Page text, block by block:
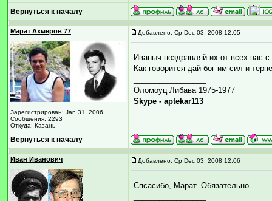
Вернуться к началу
Марат Ахмеров 77
Зарегистрирован: Jan 31, 2006
Сообщения: 2293
Откуда: Казань
Добавлено: Ср Dec 03, 2008 12:05
Иваныч поздравляй их от всех нас
Как говорится дай бог им сил и
Оломоуц Либава 1975-1977
Skype - aptekar113
Вернуться к началу
Иван Иванович Добавлено: Ср Dec 03, 2008 12:06
Спсасибо, Марат. Обязательно.